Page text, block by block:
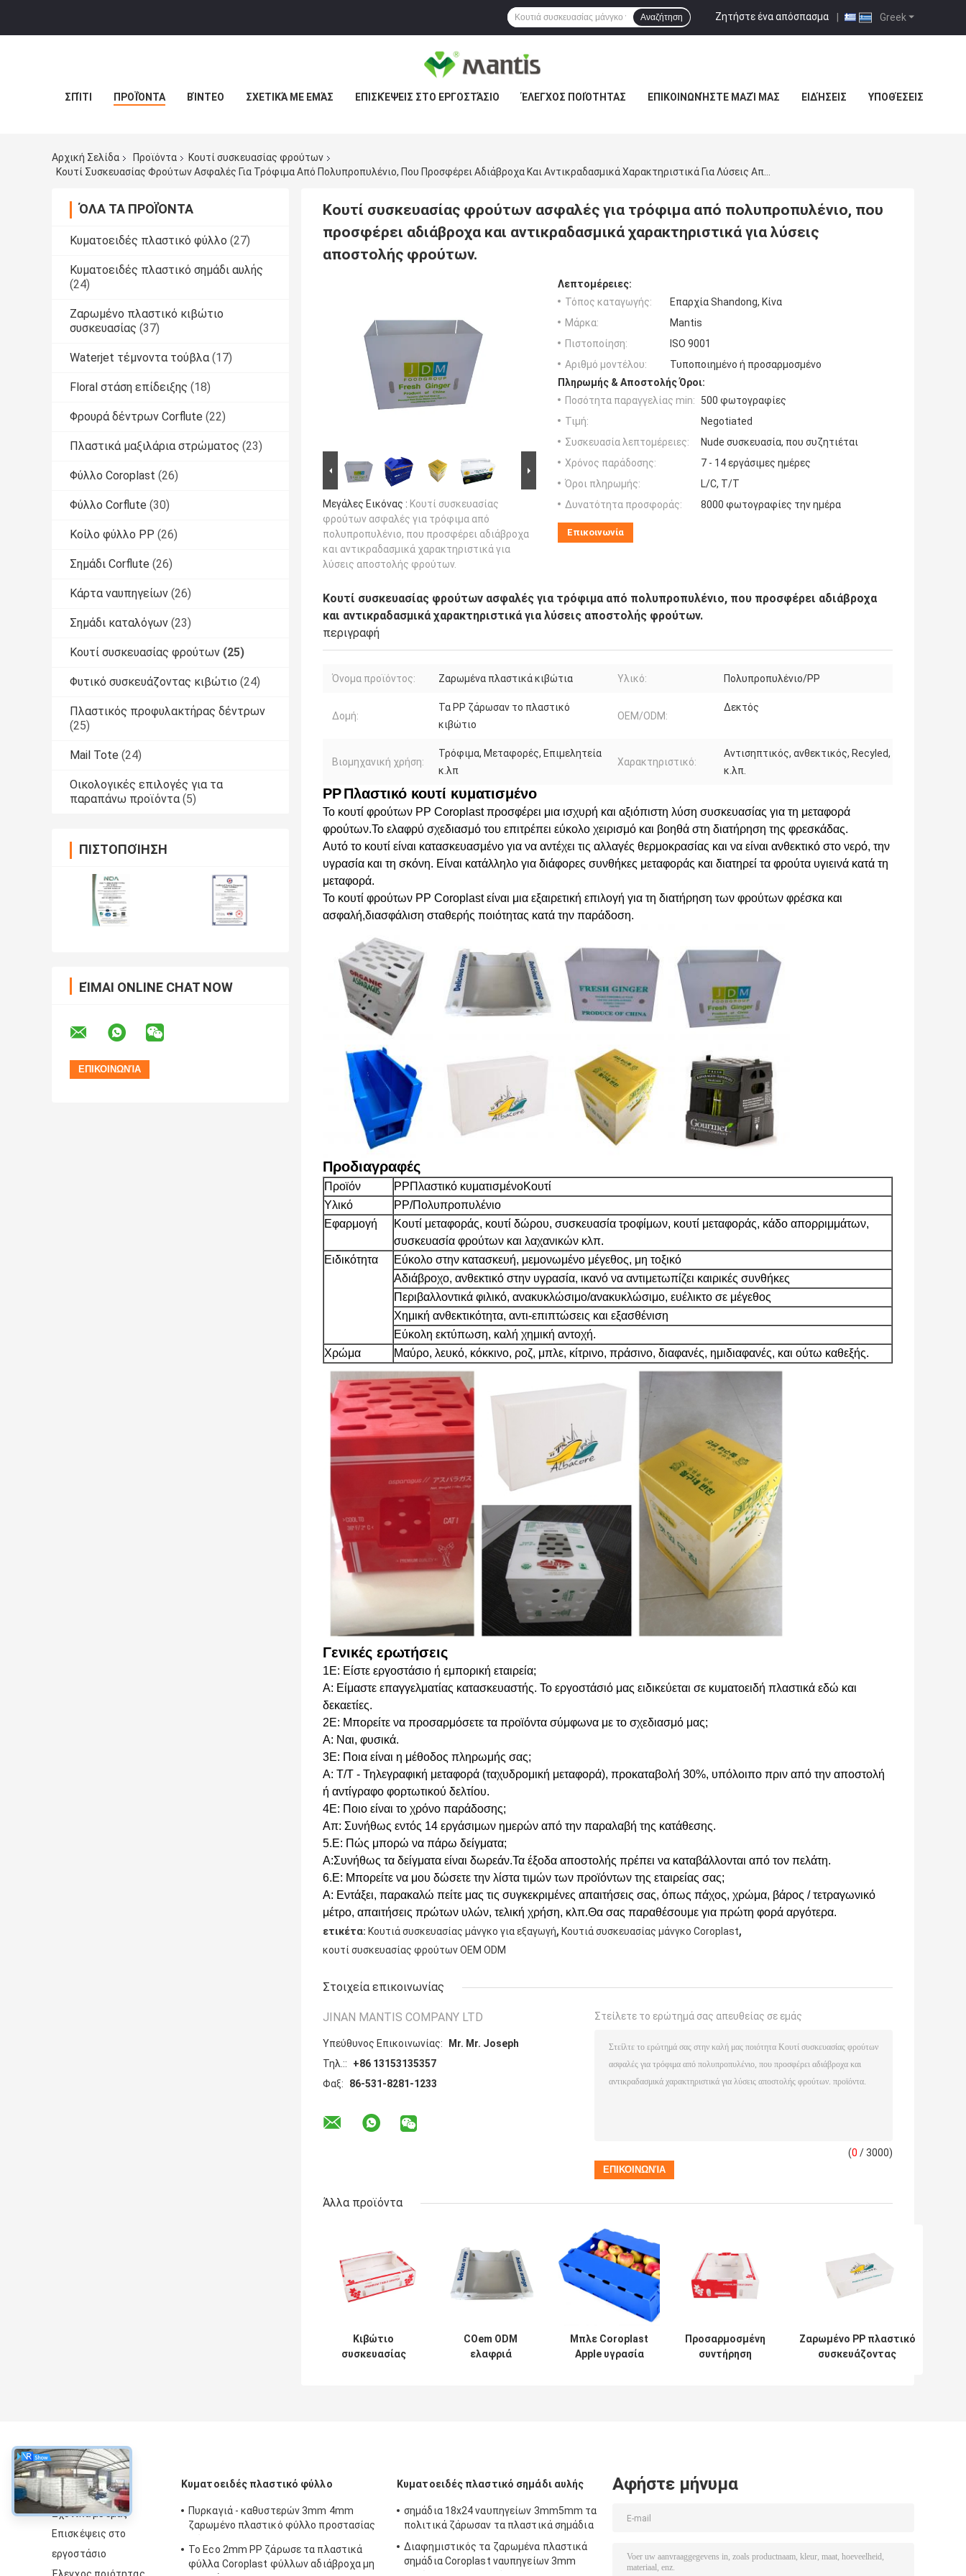
Greek
Ζητήστε ένα απόσπασμα |
Αναζήτηση
ΣΠΊΤΙ ΠΡΟΪΌΝΤΑ ΒΊΝΤΕΟ ΣΧΕΤΙΚΆ ΜΕ ΕΜΆΣ ΕΠΙΣΚΈΨΕΙΣ ΣΤΟ ΕΡΓΟΣΤΆΣΙΟ ΈΛΕΓΧΟΣ ΠΟΙΌΤΗΤΑΣ ΕΠΙΚΟΙΝΩΝΉΣΤΕ ΜΑΖΊ ΜΑΣ ΕΙΔΉΣΕΙΣ ΥΠΟΘΈΣΕΙΣ
Αρχική Σελίδα Προϊόντα
Κουτί συσκευασίας φρούτων
ΌΛΑ ΤΑ ΠΡΟΪΌΝΤΑ
Κυματοειδές πλαστικό φύλλο (27)
Κυματοειδές πλαστικό σημάδι αυλής
(24)
Ζαρωμένο πλαστικό κιβώτιο
συσκευασίας (37)
Waterjet τέμνοντα τούβλα (17)
Floral στάση επίδειξης (18)
Φρουρά δέντρων Corflute (22)
Πλαστικά μαξιλάρια στρώματος (23)
Φύλλο Coroplast (26)
Φύλλο Corflute (30)
Κοίλο φύλλο PP (26)
Σημάδι Corflute (26)
Κάρτα ναυπηγείων (26)
Σημάδι καταλόγων (23)
Κουτί συσκευασίας φρούτων (25)
Φυτικό συσκευάζοντας κιβώτιο (24)
Πλαστικός προφυλακτήρας δέντρων
(25)
Mail Tote (24)
Οικολογικές επιλογές για τα
παραπάνω προϊόντα (5)
ΠΙΣΤΟΠΟΊΗΣΗ
ΕΊΜΑΙ ONLINE CHAT NOW
Κουτί συσκευασίας φρούτων ασφαλές για τρόφιμα από πολυπροπυλένιο, που
προσφέρει αδιάβροχα και αντικραδασμικά χαρακτηριστικά για λύσεις
αποστολής φρούτων.
Μεγάλες Εικόνας : Κουτί συσκευασίας
φρούτων ασφαλές για τρόφιμα από
πολυπροπυλένιο, που προσφέρει αδιάβροχα
και αντικραδασμικά χαρακτηριστικά για
λύσεις αποστολής φρούτων.
Λεπτομέρειες:
Τόπος καταγωγής:
Επαρχία Shandong, Κίνα
Μάρκα:
Mantis
Πιστοποίηση:
ISO 9001
Αριθμό μοντέλου:
Τυποποιημένο ή προσαρμοσμένο
Πληρωμής & Αποστολής Όροι:
Ποσότητα παραγγελίας min:
500 φωτογραφίες
Τιμή:
Negotiated
Συσκευασία λεπτομέρειες:
Nude συσκευασία, που συζητιέται
Χρόνος παράδοσης:
7 - 14 εργάσιμες ημέρες
Όροι πληρωμής:
L/C, T/T
Δυνατότητα προσφοράς:
8000 φωτογραφίες την ημέρα
Επικοινωνία
Κουτί συσκευασίας φρούτων ασφαλές για τρόφιμα από πολυπροπυλένιο, που προσφέρει αδιάβροχα
και αντικραδασμικά χαρακτηριστικά για λύσεις αποστολής φρούτων.
περιγραφή
Όνομα προϊόντος: Ζαρωμένα πλαστικά κιβώτια Υλικό: Πολυπροπυλένιο/PP
Δομή:
Τα PP ζάρωσαν το πλαστικό
κιβώτιο
OEM/ODM:
Δεκτός
Βιομηχανική χρήση:
Τρόφιμα, Μεταφορές, Επιμελητεία
κ.λπ
Χαρακτηριστικό:
Αντισηπτικός, ανθεκτικός, Recyled,
κ.λπ.
PPΠλαστικό κουτί κυματισμένο
Το κουτί φρούτων PP Coroplast προσφέρει μια ισχυρή και αξιόπιστη λύση συσκευασίας για τη μεταφορά
φρούτων.Το ελαφρύ σχεδιασμό του επιτρέπει εύκολο χειρισμό και βοηθά στη διατήρηση της φρεσκάδας.
Αυτό το κουτί είναι κατασκευασμένο για να αντέχει τις αλλαγές θερμοκρασίας και να είναι ανθεκτικό στο νερό, την
υγρασία και τη σκόνη. Είναι κατάλληλο για διάφορες συνθήκες μεταφοράς και διατηρεί τα φρούτα υγιεινά κατά τη
μεταφορά.
Το κουτί φρούτων PP Coroplast είναι μια εξαιρετική επιλογή για τη διατήρηση των φρούτων φρέσκα και
ασφαλή,διασφάλιση σταθερής ποιότητας κατά την παράδοση.
Προδιαγραφές
Προϊόν PPΠλαστικό κυματισμένοΚουτί
Υλικό
PP/Πολυπροπυλένιο
Εφαρμογή
Κουτί μεταφοράς, κουτί δώρου, συσκευασία τροφίμων, κουτί μεταφοράς, κάδο απορριμμάτων,
συσκευασία φρούτων και λαχανικών κλπ.
Ειδικότητα
Εύκολο στην κατασκευή, μεμονωμένο μέγεθος, μη τοξικό
Αδιάβροχο, ανθεκτικό στην υγρασία, ικανό να αντιμετωπίζει καιρικές συνθήκες
Περιβαλλοντικά φιλικό, ανακυκλώσιμο/ανακυκλώσιμο, ευέλικτο σε μέγεθος
Χημική ανθεκτικότητα, αντι-επιπτώσεις και εξασθένιση
Εύκολη εκτύπωση, καλή χημική αντοχή.
Χρώμα
Μαύρο, λευκό, κόκκινο, ροζ, μπλε, κίτρινο, πράσινο, διαφανές, ημιδιαφανές, και ούτω καθεξής.
Γενικές ερωτήσεις
1Ε: Είστε εργοστάσιο ή εμπορική εταιρεία;
Α: Είμαστε επαγγελματίας κατασκευαστής. Το εργοστάσιό μας ειδικεύεται σε κυματοειδή πλαστικά εδώ και
δεκαετίες.
2Ε: Μπορείτε να προσαρμόσετε τα προϊόντα σύμφωνα με το σχεδιασμό μας;
Α: Ναι, φυσικά.
3Ε: Ποια είναι η μέθοδος πληρωμής σας;
Α: T/T - Τηλεγραφική μεταφορά (ταχυδρομική μεταφορά), προκαταβολή 30%, υπόλοιπο πριν από την αποστολή
ή αντίγραφο φορτωτικού δελτίου.
4Ε: Ποιο είναι το χρόνο παράδοσης;
Απ: Συνήθως εντός 14 εργάσιμων ημερών από την παραλαβή της κατάθεσης.
5.Ε: Πώς μπορώ να πάρω δείγματα;
Α:Συνήθως τα δείγματα είναι δωρεάν.Τα έξοδα αποστολής πρέπει να καταβάλλονται από τον πελάτη.
6.Ε: Μπορείτε να μου δώσετε την λίστα τιμών των προϊόντων της εταιρείας σας;
Α: Εντάξει, παρακαλώ πείτε μας τις συγκεκριμένες απαιτήσεις σας, όπως πάχος, χρώμα, βάρος / τετραγωνικό
μέτρο, απαιτήσεις πρώτων υλών, τελική χρήση, κλπ.Θα σας παραθέσουμε για πρώτη φορά αργότερα.
ετικέτα: Κουτιά συσκευασίας μάνγκο για εξαγωγή, Κουτιά συσκευασίας μάνγκο Coroplast,
κουτί συσκευασίας φρούτων OEM ODM
Στοιχεία επικοινωνίας
JINAN MANTIS COMPANY LTD
Υπεύθυνος Επικοινωνίας:
Mr. Mr. Joseph
Τηλ.::
+86 13153135357
Φαξ:
86-531-8281-1233
Στείλετε το ερώτημά σας απευθείας σε εμάς
(0 / 3000)
Άλλα προϊόντα
Κιβώτιο
συσκευασίας
COem ODM
ελαφριά
Μπλε Coroplast
Apple υγρασία
Προσαρμοσμένη
συντήρηση
Ζαρωμένο PP πλαστικό
συσκευάζοντας
περίπου
Σχετικά με εμάς
Επισκέψεις στο
εργοστάσιο
Έλεγχος ποιότητας
Κυματοειδές πλαστικό φύλλο
Πυρκαγιά - καθυστερών 3mm 4mm
ζαρωμένο πλαστικό φύλλο προστασίας
φύλλων PP Corflute
Το Eco 2mm PP ζάρωσε τα πλαστικά
φύλλα Coroplast φύλλων αδιάβροχα μη
Κυματοειδές πλαστικό σημάδι αυλής
σημάδια 18x24 ναυπηγείων 3mm5mm τα
πολιτικά ζάρωσαν τα πλαστικά σημάδια
Διαφημιστικός τα ζαρωμένα πλαστικά
σημάδια Coroplast ναυπηγείων 3mm
Αφήστε μήνυμα